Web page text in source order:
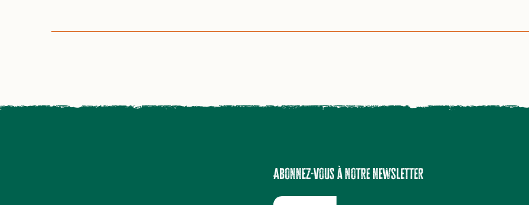
Abonnez-vous à notre newsletter